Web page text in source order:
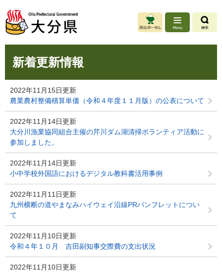
ジ
先
ュ
を
新着更新情報
2022年11月15日更新
農業農村整備積算単価（令和４年度１１月版）の公表について
2022年11月14日更新
大分川漁業協同組合主催の芹川ダム湖清掃ボランティア活動に
参加しました。
2022年11月14日更新
小中学校外国語におけるデジタル教科書活用事例
2022年11月11日更新
九州横断の道やまなみハイウェイ沿線PRパンフレットについ
て
2022年11月10日更新
令和４年１０月 吉田副知事交際費の支出状況
2022年11月10日更新